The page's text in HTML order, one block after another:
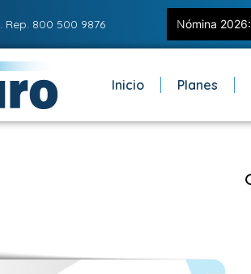
Rep. 800 500 9876
Inicio Planes